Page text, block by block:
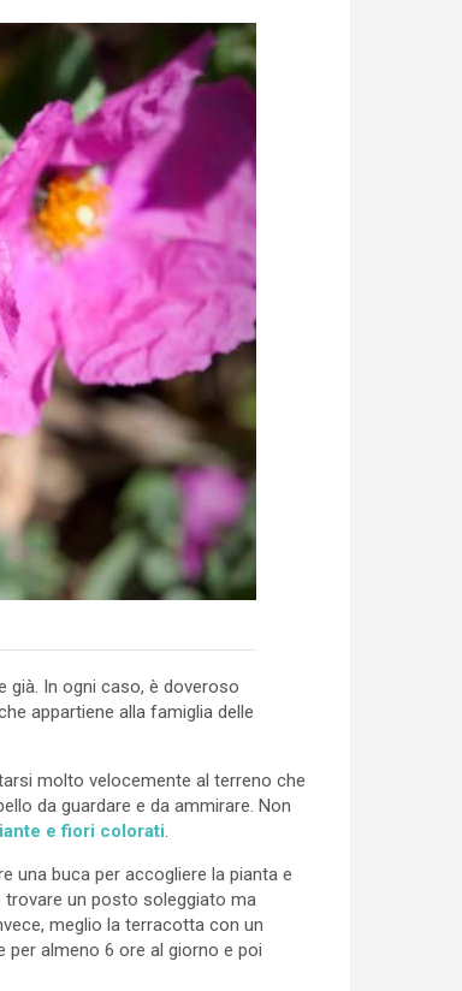
In ogni caso, è doveroso
appartiene alla famiglia delle
molto velocemente al terreno che
da guardare e da ammirare. Non
e fiori colorati
una buca per accogliere la pianta e
trovare un posto soleggiato ma
meglio la terracotta con un
per almeno 6 ore al giorno e poi